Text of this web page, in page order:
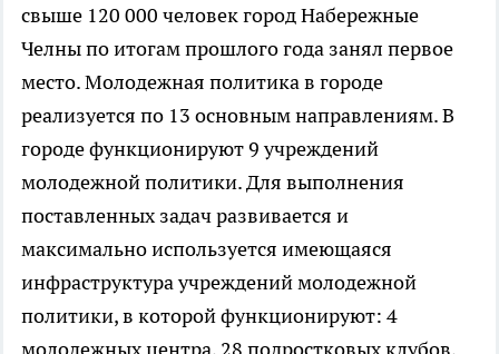
свыше 120 000 человек город Набережные
Челны по итогам прошлого года занял первое
место. Молодежная политика в городе
реализуется по 13 основным направлениям. В
городе функционируют 9 учреждений
молодежной политики. Для выполнения
поставленных задач развивается и
максимально используется имеющаяся
инфраструктура учреждений молодежной
политики, в которой функционируют: 4
молодежных центра, 28 подростковых клубов,